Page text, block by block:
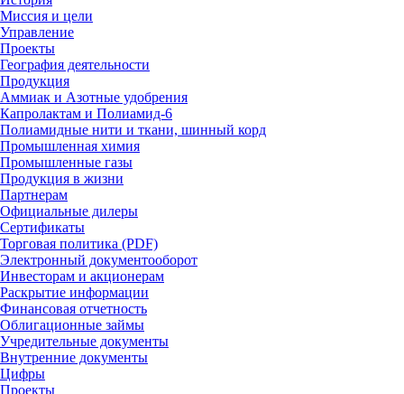
Миссия и цели
Управление
Проекты
География деятельности
Продукция
Аммиак и Азотные удобрения
Капролактам и Полиамид-6
Полиамидные нити и ткани, шинный корд
Промышленная химия
Промышленные газы
Продукция в жизни
Партнерам
Официальные дилеры
Сертификаты
Торговая политика (PDF)
Электронный документооборот
Инвесторам и акционерам
Раскрытие информации
Финансовая отчетность
Облигационные займы
Учредительные документы
Внутренние документы
Цифры
Проекты